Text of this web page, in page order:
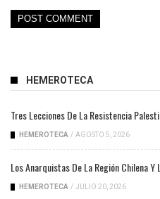
HEMEROTECA
Tres Lecciones De La Resistencia
HEMEROTECA / AGOSTO 5, 2026
Los Anarquistas De La Región Chilena
HEMEROTECA / JULIO 20, 2026